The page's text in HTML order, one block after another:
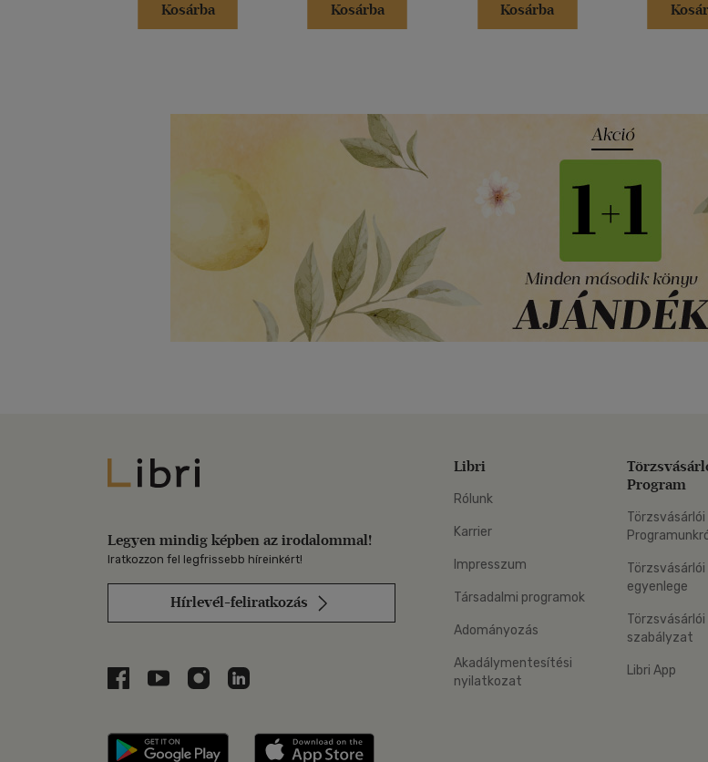
Kosárba
Kosárba
Kosárba
Libri
Legyen mindig képben az irodalommal!
Iratkozzon fel legfrissebb híreinkért!
Hírlevél-feliratkozás
Libri a Facebookon
Libri a Youtube-on
Libri az Instagramon
Libri a LinkedInen
Libri applikáció Szerezd meg: Google Play
Libri
Rólunk
Karrier
Impresszum
Társadalmi programok
Adományozás
Akadálymentesítési
nyilatkozat
Program
Törzsvásárlói
egyenlege
Törzsvásárlói
szabályzat
Libri App